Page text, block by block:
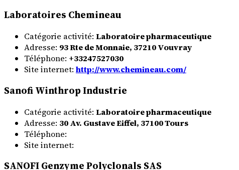
Laboratoires Chemineau
Catégorie activité: Laboratoire pharmaceutique
Adresse: 93 Rte de Monnaie, 37210 Vouvray
Téléphone: +33247527030
Site internet: http://www.chemineau.com/
Sanofi Winthrop Industrie
Catégorie activité: Laboratoire pharmaceutique
Adresse: 30 Av. Gustave Eiffel, 37100 Tours
Téléphone:
Site internet:
SANOFI Genzyme Polyclonals SAS